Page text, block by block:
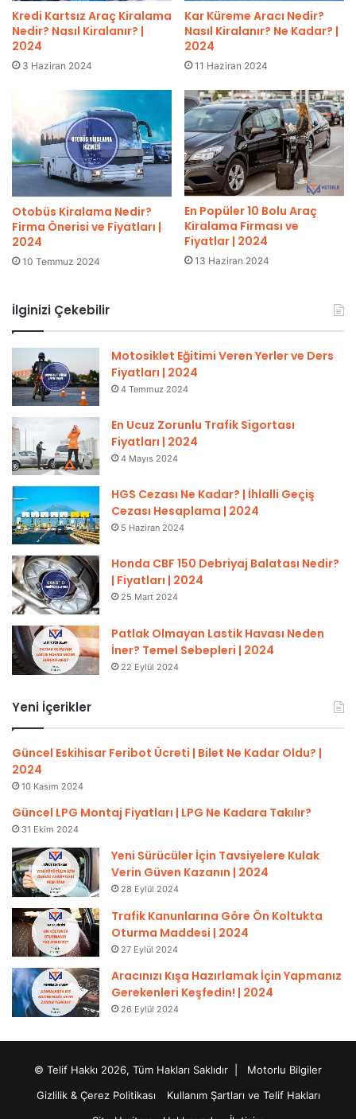
Kredi Kartsız Araç Kiralama
Nedir? Nasıl Kiralanır? |
2024
3 Haziran 2024
Kar Küreme Aracı Nedir?
Nasıl Kiralanır? Ne Kadar? |
2024
11 Haziran 2024
Otobüs Kiralama Nedir?
Firma Önerisi ve Fiyatları |
2024
10 Temmuz 2024
En Popüler 10 Bolu Araç
Kiralama Firması ve
Fiyatlar | 2024
13 Haziran 2024
İlginizi Çekebilir
Motosiklet Eğitimi Veren Yerler ve Ders
Fiyatları | 2024
4 Temmuz 2024
En Ucuz Zorunlu Trafik Sigortası
Fiyatları | 2024
4 Mayıs 2024
HGS Cezası Ne Kadar? | İhlalli Geçiş
Cezası Hesaplama | 2024
5 Haziran 2024
Honda CBF 150 Debriyaj Balatası Nedir?
| Fiyatları | 2024
25 Mart 2024
Patlak Olmayan Lastik Havası Neden
İner? Temel Sebepleri | 2024
22 Eylül 2024
Yeni İçerikler
Güncel Eskihisar Feribot Ücreti | Bilet Ne Kadar Oldu? |
2024
10 Kasım 2024
Güncel LPG Montaj Fiyatları | LPG Ne Kadara Takılır?
31 Ekim 2024
Yeni Sürücüler İçin Tavsiyelere Kulak
Verin Güven Kazanın | 2024
28 Eylül 2024
Trafik Kanunlarına Göre Ön Koltukta
Oturma Maddesi | 2024
27 Eylül 2024
Aracınızı Kışa Hazırlamak İçin Yapmanız
Gerekenleri Keşfedin! | 2024
26 Eylül 2024
© Telif Hakkı 2026, Tüm Hakları Saklıdır | Motorlu Bilgiler
Gizlilik & Çerez Politikası
Kullanım Şartları ve Telif Hakları